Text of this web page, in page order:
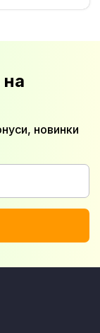
новинки